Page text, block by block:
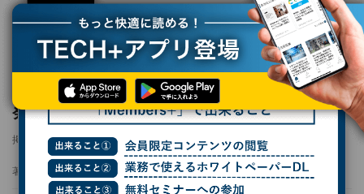
TECH+ テクノロジー
サイエンス
京大などが「胃酸充電半導体集積回路」を開発 - “デジタル錠剤”実現に前進
京大などが「胃酸充電半導体集積回路」を開
発 - “デジタル錠剤”実現に前進
掲載日 2025/10/30 07:00
著者： 波留久泉